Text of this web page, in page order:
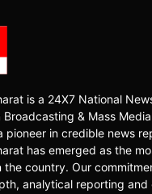
is a 24X7 National
Broadcasting & Mass
pioneer in credible news
has emerged as the
the country. Our
analytical reporting and